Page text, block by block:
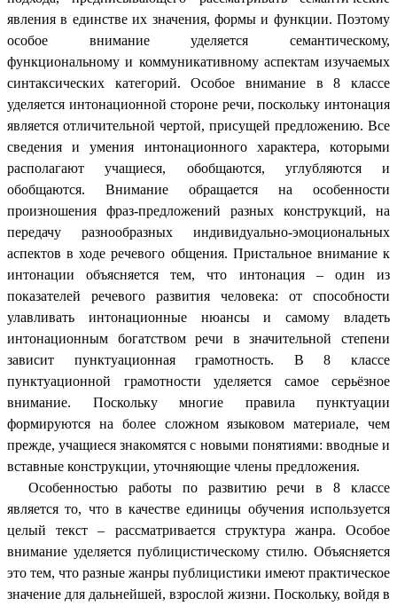
явления в единстве их значения, формы и функции. Поэтому
особое внимание уделяется семантическому,
функциональному и коммуникативному аспектам изучаемых
синтаксических категорий. Особое внимание в 8 классе
уделяется интонационной стороне речи, поскольку интонация
является отличительной чертой, присущей предложению. Все
сведения и умения интонационного характера, которыми
располагают учащиеся, обобщаются, углубляются и
обобщаются. Внимание обращается на особенности
произношения фраз-предложений разных конструкций, на
передачу разнообразных индивидуально-эмоциональных
аспектов в ходе речевого общения. Пристальное внимание к
интонации объясняется тем, что интонация – один из
показателей речевого развития человека: от способности
улавливать интонационные нюансы и самому владеть
интонационным богатством речи в значительной степени
зависит пунктуационная грамотность. В 8 классе
пунктуационной грамотности уделяется самое серьёзное
внимание. Поскольку многие правила пунктуации
формируются на более сложном языковом материале, чем
прежде, учащиеся знакомятся с новыми понятиями: вводные и
вставные конструкции, уточняющие члены предложения.
Особенностью работы по развитию речи в 8 классе
является то, что в качестве единицы обучения используется
целый текст – рассматривается структура жанра. Особое
внимание уделяется публицистическому стилю. Объясняется
это тем, что разные жанры публицистики имеют практическое
значение для дальнейшей, взрослой жизни. Поскольку, войдя в